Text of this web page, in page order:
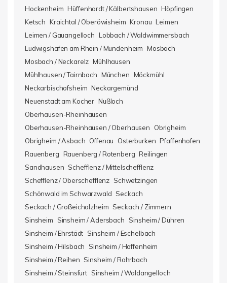
Hockenheim Hüffenhardt / Kälbertshausen Höpfingen
Ketsch Kraichtal / Oberöwisheim Kronau Leimen
Leimen / Gauangelloch Lobbach / Waldwimmersbach
Ludwigshafen am Rhein / Mundenheim Mosbach
Mosbach / Neckarelz Mühlhausen
Mühlhausen / Tairnbach München Möckmühl
Neckarbischofsheim Neckargemünd
Neuenstadt am Kocher Nußloch
Oberhausen-Rheinhausen
Oberhausen-Rheinhausen / Oberhausen
Obrigheim
Obrigheim / Asbach Offenau Osterburken Pfaffenhofen
Rauenberg Rauenberg / Rotenberg Reilingen
Sandhausen Schefflenz / Mittelschefflenz
Schefflenz / Oberschefflenz Schwetzingen
Schönwald im Schwarzwald Seckach
Seckach / Großeicholzheim Seckach / Zimmern
Sinsheim
Sinsheim / Adersbach
Sinsheim / Dühren
Sinsheim / Ehrstädt Sinsheim / Eschelbach
Sinsheim / Hilsbach
Sinsheim / Hoffenheim
Sinsheim / Reihen Sinsheim / Rohrbach
Sinsheim / Steinsfurt Sinsheim / Waldangelloch